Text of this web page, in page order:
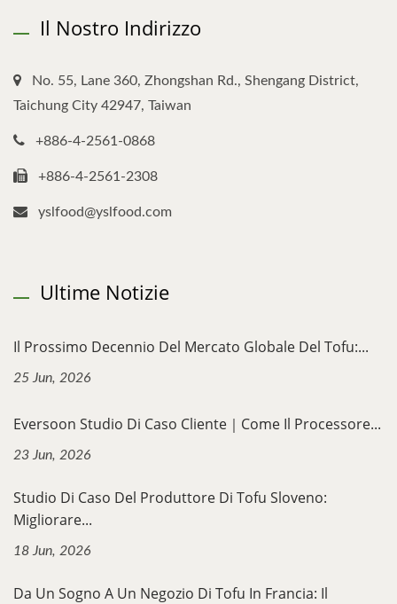
Il Nostro Indirizzo
No. 55, Lane 360, Zhongshan Rd., Shengang District,
Taichung City 42947, Taiwan
+886-4-2561-0868
+886-4-2561-2308
yslfood@yslfood.com
Ultime Notizie
Il Prossimo Decennio Del Mercato Globale Del Tofu:...
25 Jun, 2026
Eversoon Studio Di Caso Cliente｜Come Il Processore...
23 Jun, 2026
Studio Di Caso Del Produttore Di Tofu Sloveno:
Migliorare...
18 Jun, 2026
Da Un Sogno A Un Negozio Di Tofu In Francia: Il